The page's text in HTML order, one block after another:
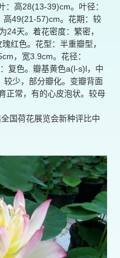
：高28(13-39)cm。叶径：
49(21-57)cm。花期：较
24天。着花密度：繁密，
红色。花型：半重瓣型，
，宽3.9cm。花径：
复色。瓣基黄色a(l-s)l，中
较少，部分瓣化。变瓣背面
正常，有的心皮泡状。较母
国荷花展览会新种评比中